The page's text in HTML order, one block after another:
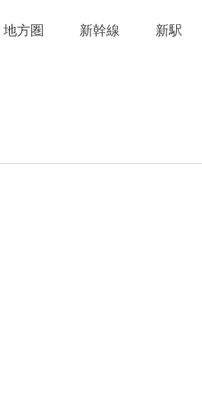
地方圏 新幹線 新駅